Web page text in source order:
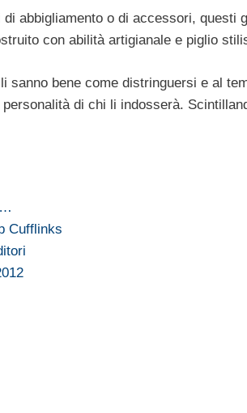
abbigliamento o di accessori, questi
con abilità artigianale e piglio
sanno bene come distringuersi e al
di chi li indosserà.
Cufflinks